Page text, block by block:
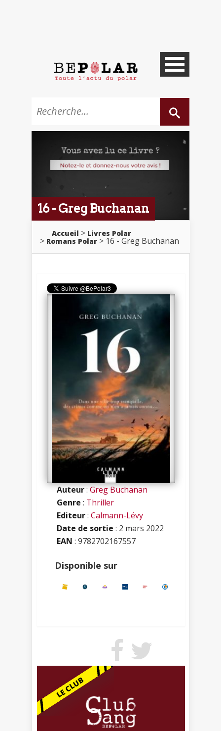
16 - Greg Buchanan
Accueil
Livres Polar
Romans Polar
16 - Greg Buchanan
Auteur:Greg Buchanan
Genre : Thriller
Editeur: Calmann-Lévy
Date de sortie : 2 mars 2022
EAN : 9782702167557
Disponible sur